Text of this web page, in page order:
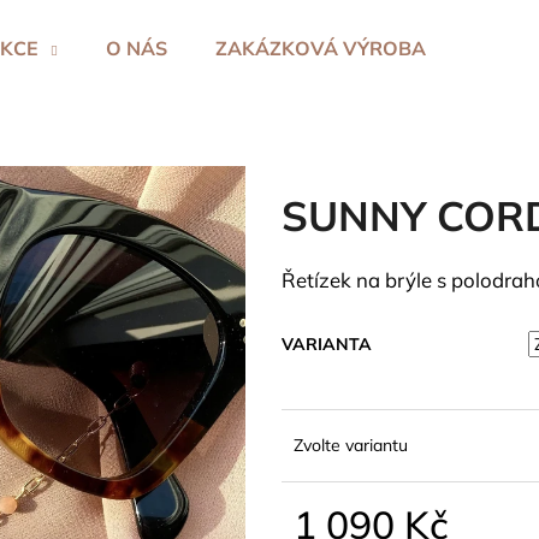
O NÁS ZAKÁZKOVÁ VÝROBA
SUNNY
Řetízek na brýle s
VARIANTA
Zvolte variantu
1 090 Kč
HLEDAT
Doporučujeme